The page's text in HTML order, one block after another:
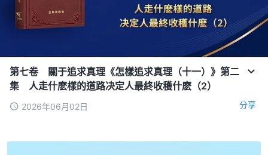
第七卷 關于追求真理《怎樣追求真理（十一）》第二
集 人走什麽樣的道路决定人最終收穫什麽（2）
2026年06月02日 分享